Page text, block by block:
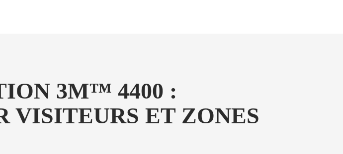
3M™ 4400 :
VISITEURS ET ZONES